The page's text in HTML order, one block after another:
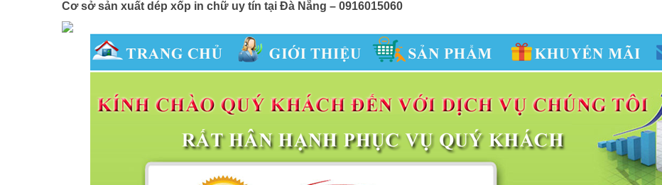
Cơ sở sản xuất dép xốp in chữ uy tín tại Đà Nẵng – 0916015060